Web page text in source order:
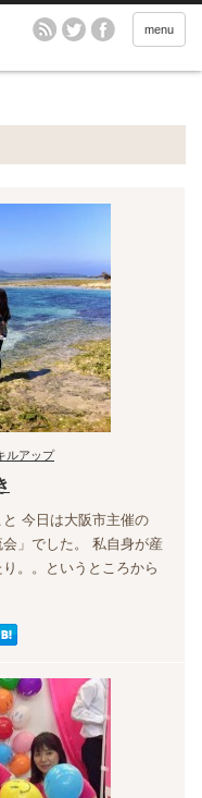
menu
ルアップ
今日は大阪市主催の
」でした。 私自身が産
。。というところから